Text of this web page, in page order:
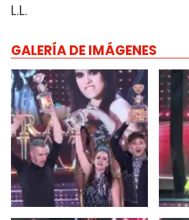
L.L.
GALERÍA DE IMÁGENES